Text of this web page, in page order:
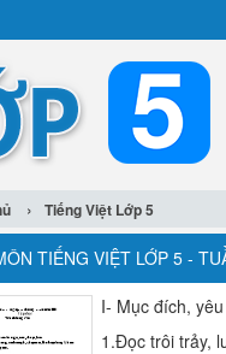
› Tiếng Việt Lớp 5
TIẾNG VIỆT LỚP 5 -
I- Mục đích,
1.Đọc trôi trảy,